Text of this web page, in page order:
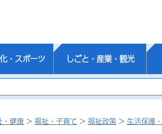
・スポーツ しごと・産業・観光
・健康 > 福祉・子育て > 福祉政策 > 生活保護